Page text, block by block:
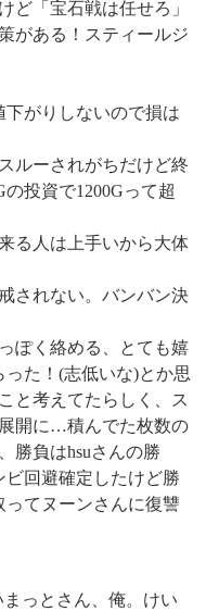
ど「宝石戦は任せろ」
がある！スティールジ
下がりしないので損は
ルーされがちだけど終
投資で1200Gって超
る人は上手いから大体
されない。バンバン決
ぽく絡める、とても嬉
た！(志低いな)とか思
と考えてたらしく、ス
開に…積んでた枚数の
勝負はhsuさんの勝
回避確定したけど勝
ってヌーンさんに復讐
っとさん、俺。けい